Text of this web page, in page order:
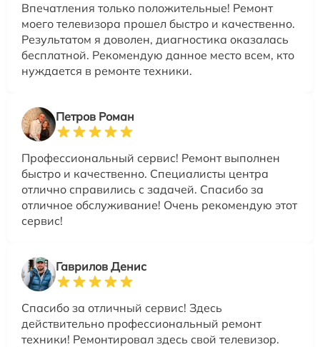
Впечатления только положительные! Ремонт
моего телевизора прошел быстро и качественно.
Результатом я доволен, диагностика оказалась
бесплатной. Рекомендую данное место всем, кто
нуждается в ремонте техники.
Петров Роман
Профессиональный сервис! Ремонт выполнен
быстро и качественно. Специалисты центра
отлично справились с задачей. Спасибо за
отличное обслуживание! Очень рекомендую этот
сервис!
Гаврилов Денис
Спасибо за отличный сервис! Здесь
действительно профессиональный ремонт
техники! Ремонтировал здесь свой телевизор.